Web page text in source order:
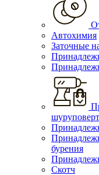
Автохимия
Заточные
бурения
Скотч